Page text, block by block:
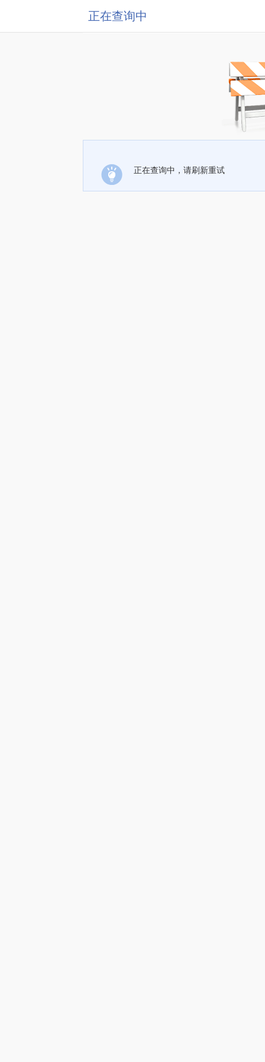
正在查询中
正在查询中，请刷新重试